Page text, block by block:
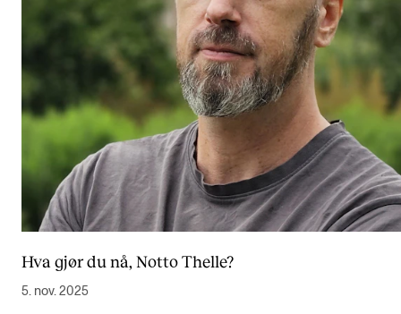
Hva gjør du nå, Notto Thelle?
5. nov. 2025